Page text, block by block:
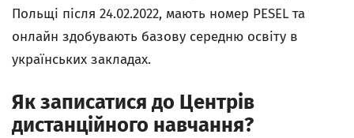
Польщі після 24.02.2022, мають номер PESEL та
онлайн здобувають базову середню освіту в
українських закладах.
Як записатися до Центрів
дистанційного навчання?